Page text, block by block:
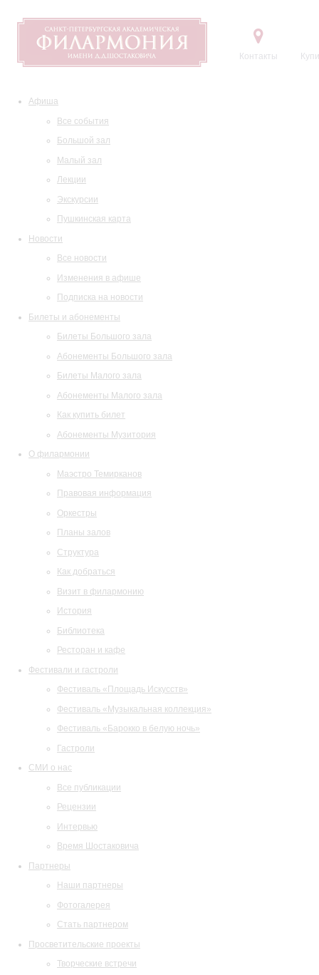
Контакты
Афиша
Все события
Большой зал
Малый зал
Лекции
Экскурсии
Пушкинская карта
Новости
Все новости
Изменения в афише
Подписка на новости
Билеты и абонементы
Билеты Большого зала
Абонементы Большого зала
Билеты Малого зала
Абонементы Малого зала
Как купить билет
Абонементы Музитория
О филармонии
Маэстро Темирканов
Правовая информация
Оркестры
Планы залов
Структура
Как добраться
Визит в филармонию
История
Библиотека
Ресторан и кафе
Фестивали и гастроли
Фестиваль «Площадь Искусств»
Фестиваль «Музыкальная коллекция»
Фестиваль «Барокко в белую ночь»
Гастроли
СМИ о нас
Все публикации
Рецензии
Интервью
Время Шостаковича
Партнеры
Наши партнеры
Фотогалерея
Стать партнером
Просветительские проекты
Творческие встречи